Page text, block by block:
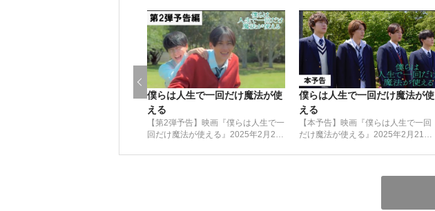
僕らは人生で一回だけ魔法が使
える
【第2弾予告】映画『僕らは人生で一
回だけ魔法が使える』2025年2月21
「魔法みたいな日々」がエンディン
僕らは人生で一回だけ魔法が使
える
【本予告】映画『僕らは人生で一回
だけ魔法が使える』2025年2月21日
舞う空に願うのは」が主題歌に決